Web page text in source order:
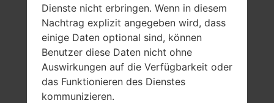
Dienste nicht erbringen. Wenn in diesem
Nachtrag explizit angegeben wird, dass
einige Daten optional sind, können
Benutzer diese Daten nicht ohne
Auswirkungen auf die Verfügbarkeit oder
das Funktionieren des Dienstes
kommunizieren.